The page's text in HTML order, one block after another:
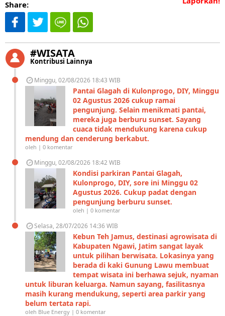
Share:
#WISATA
Kontribusi Lainnya
Minggu, 02/08/2026 18:43 WIB
Pantai Glagah di Kulonprogo, DIY, Minggu
02 Agustus 2026 cukup ramai
pengunjung. Selain menikmati pantai,
mereka juga berburu sunset. Sayang
cuaca tidak mendukung karena cukup
mendung dan cenderung berkabut.
oleh | 0 komentar
Minggu, 02/08/2026 18:42 WIB
Kondisi parkiran Pantai Glagah,
Kulonprogo, DIY, sore ini Minggu 02
Agustus 2026. Cukup padat dengan
pengunjung berburu sunset.
oleh | 0 komentar
Selasa, 28/07/2026 14:36 WIB
Kebun Teh Jamus, destinasi agrowisata di
Kabupaten Ngawi, Jatim sangat layak
untuk pilihan berwisata. Lokasinya yang
berada di kaki Gunung Lawu membuat
tempat wisata ini berhawa sejuk, nyaman
untuk liburan keluarga. Namun sayang, fasilitasnya
masih kurang mendukung, seperti area parkir yang
belum tertata rapi.
oleh Blue Energy | 0 komentar